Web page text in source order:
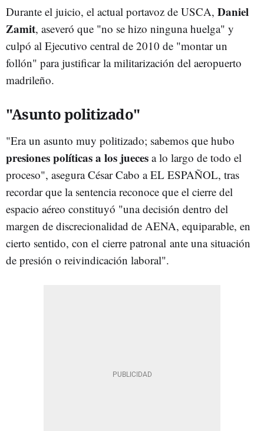
Durante el juicio, el actual portavoz de USCA, Daniel
Zamit, aseveró que "no se hizo ninguna huelga" y
culpó al Ejecutivo central de 2010 de "montar un
follón" para justificar la militarización del aeropuerto
madrileño.
"Asunto politizado"
"Era un asunto muy politizado; sabemos que hubo
presiones políticas a los jueces a lo largo de todo el
proceso", asegura César Cabo a EL ESPAÑOL, tras
recordar que la sentencia reconoce que el cierre del
espacio aéreo constituyó "una decisión dentro del
margen de discrecionalidad de AENA, equiparable, en
cierto sentido, con el cierre patronal ante una situación
de presión o reivindicación laboral".